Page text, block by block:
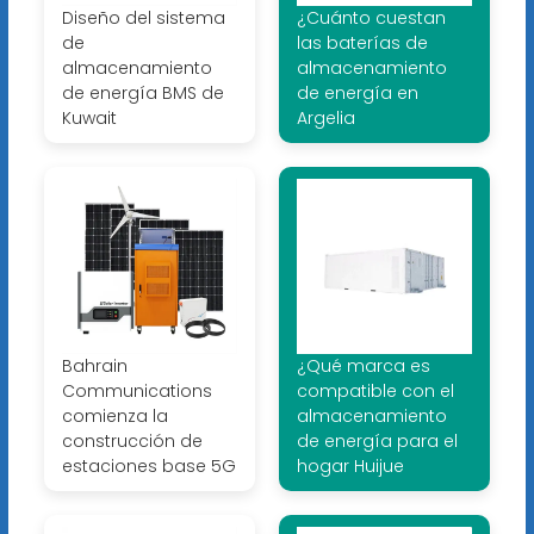
Diseño del sistema
de
almacenamiento
de energía BMS de
Kuwait
¿Cuánto cuestan
las baterías de
almacenamiento
de energía en
Argelia
Bahrain
Communications
comienza la
construcción de
estaciones base 5G
¿Qué marca es
compatible con el
almacenamiento
de energía para el
hogar Huijue